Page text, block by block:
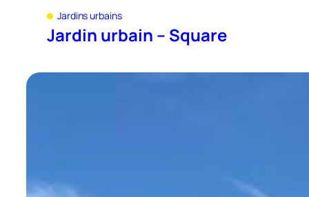
Jardins urbains
Jardin urbain – Square